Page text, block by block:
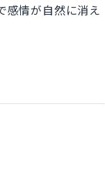
感情が自然に消え